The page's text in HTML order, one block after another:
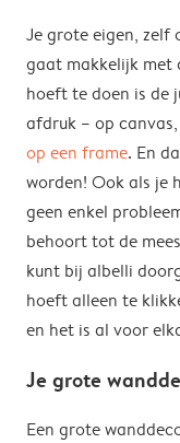
Je grote eigen, zelf
gaat makkelijk met
hoeft te doen is de
afdruk – op canvas,
op een frame. En
worden! Ook als je
geen enkel
behoort tot de
kunt bij albelli
hoeft alleen te
en het is al voor
Je grote
Een grote